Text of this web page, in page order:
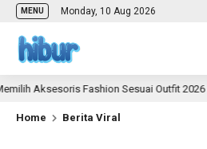
MENU Monday, 10 Aug 2026
Aksesoris Fashion Sesuai Outfit 2026
Home Berita Viral